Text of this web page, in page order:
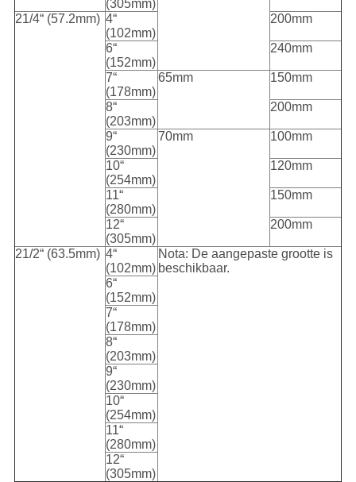
(305mm)
21/4“ (57.2mm) 4“
(102mm)
200mm
6“
(152mm)
240mm
7“
(178mm)
65mm 150mm
8“
(203mm)
200mm
9“
(230mm)
70mm 100mm
10“
(254mm)
120mm
11“
(280mm)
150mm
12“
(305mm)
200mm
21/2“ (63.5mm) 4“
(102mm)
Nota: De aangepaste grootte is
beschikbaar.
6“
(152mm)
7“
(178mm)
8“
(203mm)
9“
(230mm)
10“
(254mm)
11“
(280mm)
12“
(305mm)